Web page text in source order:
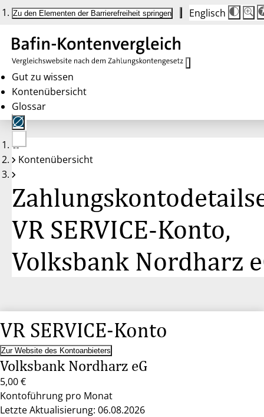
Zu den Elementen der Barrierefreiheit springen Englisch
Die
auf
100
100
Gut zu wissen
Kontenübersicht
Glossar
Keine
Konten
Kontenübersicht
VR SERVICE-Konto,
Volksbank Nordharz
VR SERVICE-Konto
Zur Website des Kontoanbieters
Volksbank Nordharz eG
5,00 €
Kontoführung pro Monat
Letzte Aktualisierung: 06.08.2026